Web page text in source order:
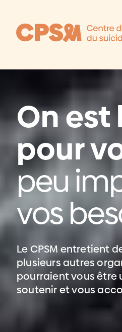
On est
pour
peu
vos
Le CPSM entretient
plusieurs autres
pourraient vous être
soutenir et vous